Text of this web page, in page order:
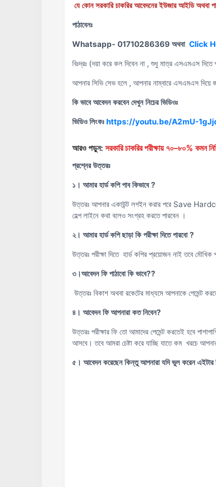
যে কোন সরকারি চাকরির আবেদনের ইউজার আইডি অথবা
পাঠাবেনঃ
Whatsapp- 01710286369 অথবা Click
বিঃদ্রঃ (দয়া করে কল দিবেন না , শুধু মাত্র এসএমএস
আপনার সিভি সেভ হলে , আপনার নাম্বারে এসএমএস দিয়ে
কি ভাবে আবেদন করবেন দেখুন নিচের ভিডিওঃ
ভিডিও লিংকঃ https://youtu.be/A2mU-
আরও পড়ুন: সরকারি চাকরির পরীক্ষায় ৭০–৮০% কমন
প্রশ্নের উত্তরঃ
১। আমার হার্ড কপি পাব কিভাবে ?
উত্তরঃ আপনার একাউন্ট লগইন করার পরে Save
হেল্প লাইনে কথা বলেও সংগ্রহ করতে পারবেন ।
২। আমার হার্ড কপি ছাড়া কি পরীক্ষা দিতে পারবো ?
উত্তরঃ পরীক্ষা দিতে হার্ড কপির প্রয়োজন নাই তবে মৌখিক
৩।আবেদন ফি পাঠাবো কি ভাবে??
উত্তরঃ বিকাশ অথবা রকেটের মাধ্যমে আপনাকে পেমেন্ট
৪। আবেদন ফি আপনারা কত নিবেন?
উত্তরঃ পরীক্ষার ফি তো আমাদের পেমেন্ট করতেই হবে
আসবে। তবে আমরা চেষ্টা করে যাচ্ছি যাতে কম খরচে
৫। আবেদন করেছেন কিন্তু আপনারা যদি ভুল করেন